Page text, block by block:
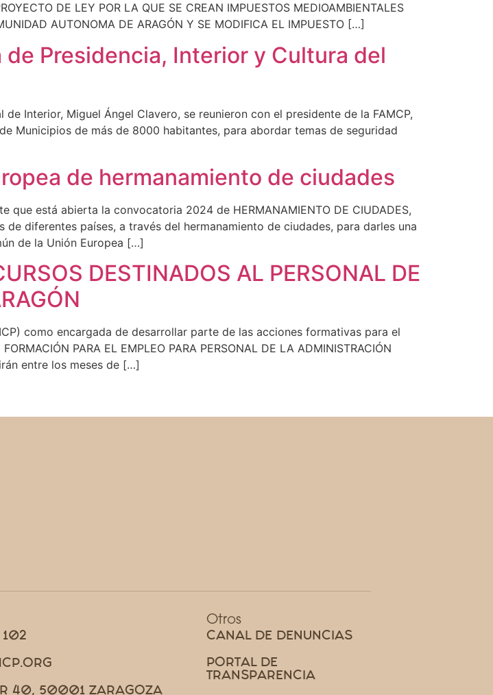
DE LEY POR LA QUE SE CREAN IMPUESTOS MEDIOAMBIENTALES
AUTONOMA DE ARAGÓN Y SE MODIFICA EL IMPUESTO […]
Presidencia, Interior y Cultura del
Interior, Miguel Ángel Clavero, se reunieron con el presidente de la FAMCP,
Municipios de más de 8000 habitantes, para abordar temas de seguridad
de hermanamiento de ciudades
está abierta la convocatoria 2024 de HERMANAMIENTO DE CIUDADES,
diferentes países, a través del hermanamiento de ciudades, para darles una
de la Unión Europea […]
DESTINADOS AL PERSONAL DE
como encargada de desarrollar parte de las acciones formativas para el
PARA EL EMPLEO PARA PERSONAL DE LA ADMINISTRACIÓN
entre los meses de […]
102
40, 50001 ZARAGOZA
Otros
CANAL DE DENUNCIAS
PORTAL DE
TRANSPARENCIA